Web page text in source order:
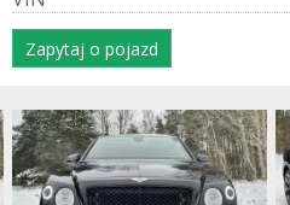
Zapytaj o pojazd